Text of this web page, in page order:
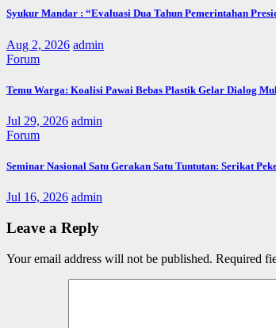
Syukur Mandar : “Evaluasi Dua Tahun Pemerintahan
Aug 2, 2026 admin
Forum
Temu Warga: Koalisi Pawai Bebas Plastik Gelar Dialog
Jul 29, 2026 admin
Forum
Seminar Nasional Satu Gerakan Satu Tuntutan: Serikat
Jul 16, 2026 admin
Leave a Reply
Your email address will not be published. Required